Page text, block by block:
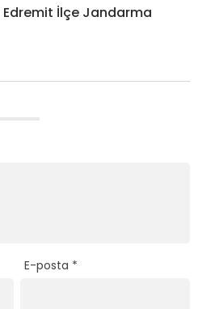
Edremit İlçe Jandarma
E-posta *